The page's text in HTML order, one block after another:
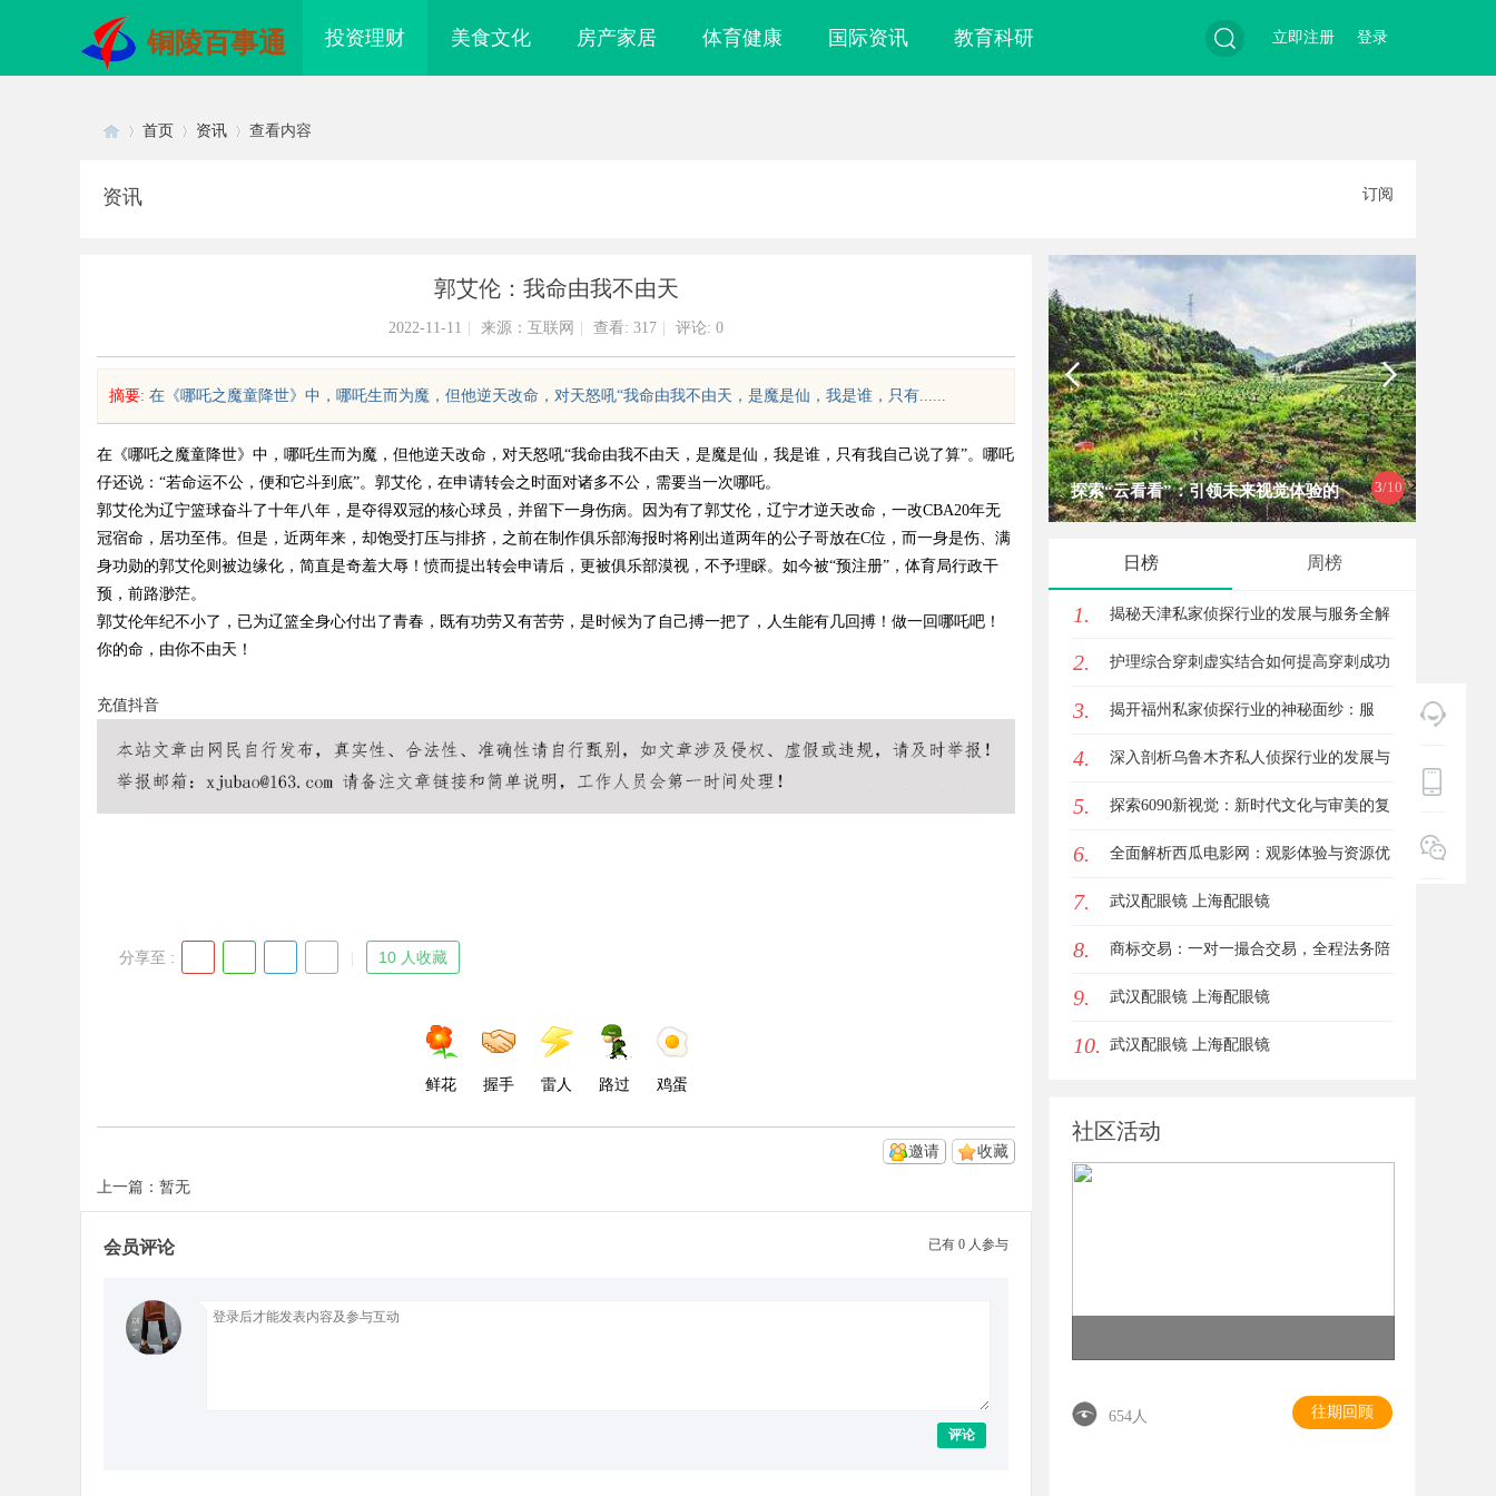
铜陵百事通 投资理财 美食文化 房产家居 体育健康 国际资讯 教育科研 登录
立即注册
sc
首页 资讯 查看内容
资讯 订阅
郭艾伦：我命由我不由天
2022-11-11 来源：互联网 查看: 317 评论: 0
摘要: 在《哪吒之魔童降世》中，哪吒生而为魔，但他逆天改命，对天怒吼“我命由我不由天，是魔是仙，我是谁，只有......
在《哪吒之魔童降世》中，哪吒生而为魔，但他逆天改命，对天怒吼“我命由我不由天，是魔是仙，我是谁，只有我自己说了算”。哪吒
仔还说：“若命运不公，便和它斗到底”。郭艾伦，在申请转会之时面对诸多不公，需要当一次哪吒。
郭艾伦为辽宁篮球奋斗了十年八年，是夺得双冠的核心球员，并留下一身伤病。因为有了郭艾伦，辽宁才逆天改命，一改CBA20年无
冠宿命，居功至伟。但是，近两年来，却饱受打压与排挤，之前在制作俱乐部海报时将刚出道两年的公子哥放在C位，而一身是伤、满
身功勋的郭艾伦则被边缘化，简直是奇羞大辱！愤而提出转会申请后，更被俱乐部漠视，不予理睬。如今被“预注册”，体育局行政干
预，前路渺茫。
郭艾伦年纪不小了，已为辽篮全身心付出了青春，既有功劳又有苦劳，是时候为了自己搏一把了，人生能有几回搏！做一回哪吒吧！
你的命，由你不由天！
充值抖音
分享至 : 10 人收藏
鲜花 握手 雷人 路过 鸡蛋
收藏
邀请
上一篇：暂无
已有 0 人参与
会员评论
评论
3/10
眼镜 上海配眼镜 武汉配眼镜 上海配眼镜 揭秘昆明私家侦探行业：专业服务与
实际案例分析
探索“云看看”：引领未来视觉体验的
日榜 周榜
1. 揭秘天津私家侦探行业的发展与服务全解
析
2. 护理综合穿刺虚实结合如何提高穿刺成功
率？立方幻境给出答案
3. 揭开福州私家侦探行业的神秘面纱：服
务、优势与法律解析
4. 深入剖析乌鲁木齐私人侦探行业的发展与
应用现状
5. 探索6090新视觉：新时代文化与审美的复
兴与创新
6. 全面解析西瓜电影网：观影体验与资源优
势深度探讨
7. 武汉配眼镜 上海配眼镜
8. 商标交易：一对一撮合交易，全程法务陪
同签约
9. 武汉配眼镜 上海配眼镜
10. 武汉配眼镜 上海配眼镜
社区活动
654人 往期回顾